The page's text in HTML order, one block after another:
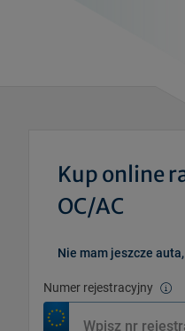
Kup online
OC/AC
Nie mam jeszcze
Numer rejestracyjny